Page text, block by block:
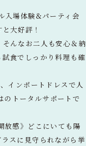
入場体験&パーティ会
大好評！
んなお二人も安心＆納
食でしっかり料理も確
インポートドレスで人
トータルサポートで
放感》どこにいても陽
スに見守られながら挙